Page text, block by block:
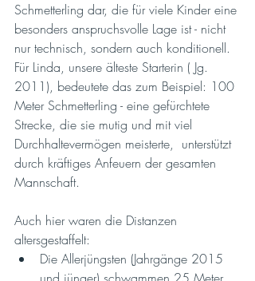
Schmetterling dar, die für viele Kinder eine
besonders anspruchsvolle Lage ist - nicht
nur technisch, sondern auch konditionell.
Für Linda, unsere älteste Starterin ( Jg.
2011), bedeutete das zum Beispiel: 100
Meter Schmetterling - eine gefürchtete
Strecke, die sie mutig und mit viel
Durchhaltevermögen meisterte,  unterstützt
durch kräftiges Anfeuern der gesamten
Mannschaft.
Auch hier waren die Distanzen
altersgestaffelt:
Die Allerjüngsten (Jahrgänge 2015